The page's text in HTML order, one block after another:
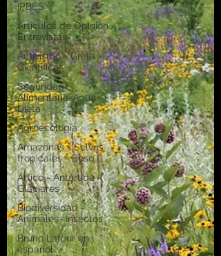
IPBES
Artículos de Opinión -
Entrevistas
Activismo - Greta -
Científicos
Seguridad
Alimentaria-Agua-
Dieta
Agroecología
Amazonas - Selvas
tropicales - Bosq
Artico - Antártida -
Glaciares
Biodiversidad -
Animales- Insectos
Bruno Latour en
español